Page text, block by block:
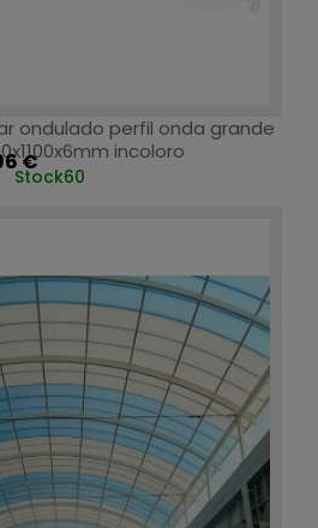
ondulado perfil onda grande
incoloro
€
Stock60